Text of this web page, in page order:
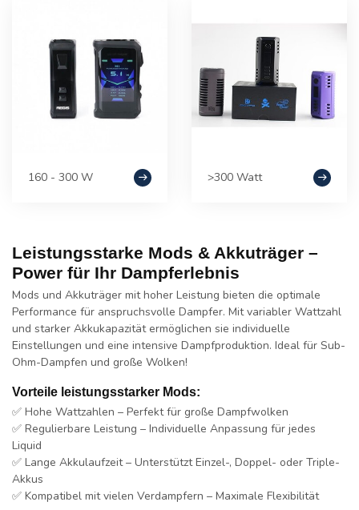
160 - 300 W >300 Watt
Leistungsstarke Mods & Akkuträger –
Power für Ihr Dampferlebnis
Mods und Akkuträger mit hoher Leistung bieten die optimale
Performance für anspruchsvolle Dampfer. Mit variabler Wattzahl
und starker Akkukapazität ermöglichen sie individuelle
Einstellungen und eine intensive Dampfproduktion. Ideal für Sub-
Ohm-Dampfen und große Wolken!
Vorteile leistungsstarker Mods:
✅ Hohe Wattzahlen – Perfekt für große Dampfwolken
✅ Regulierbare Leistung – Individuelle Anpassung für jedes
Liquid
✅ Lange Akkulaufzeit– Unterstützt Einzel-, Doppel- oder Triple-
Akkus
✅ Kompatibel mit vielen Verdampfern – Maximale Flexibilität